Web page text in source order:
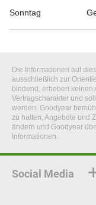
Sonntag
Die Informationen auf
ausschließlich zur
bindend, erheben keinen
Vertragscharakter und
werden. Goodyear
zu halten, Angebote und
ändern und Goodyear
Informationen.
Social Media